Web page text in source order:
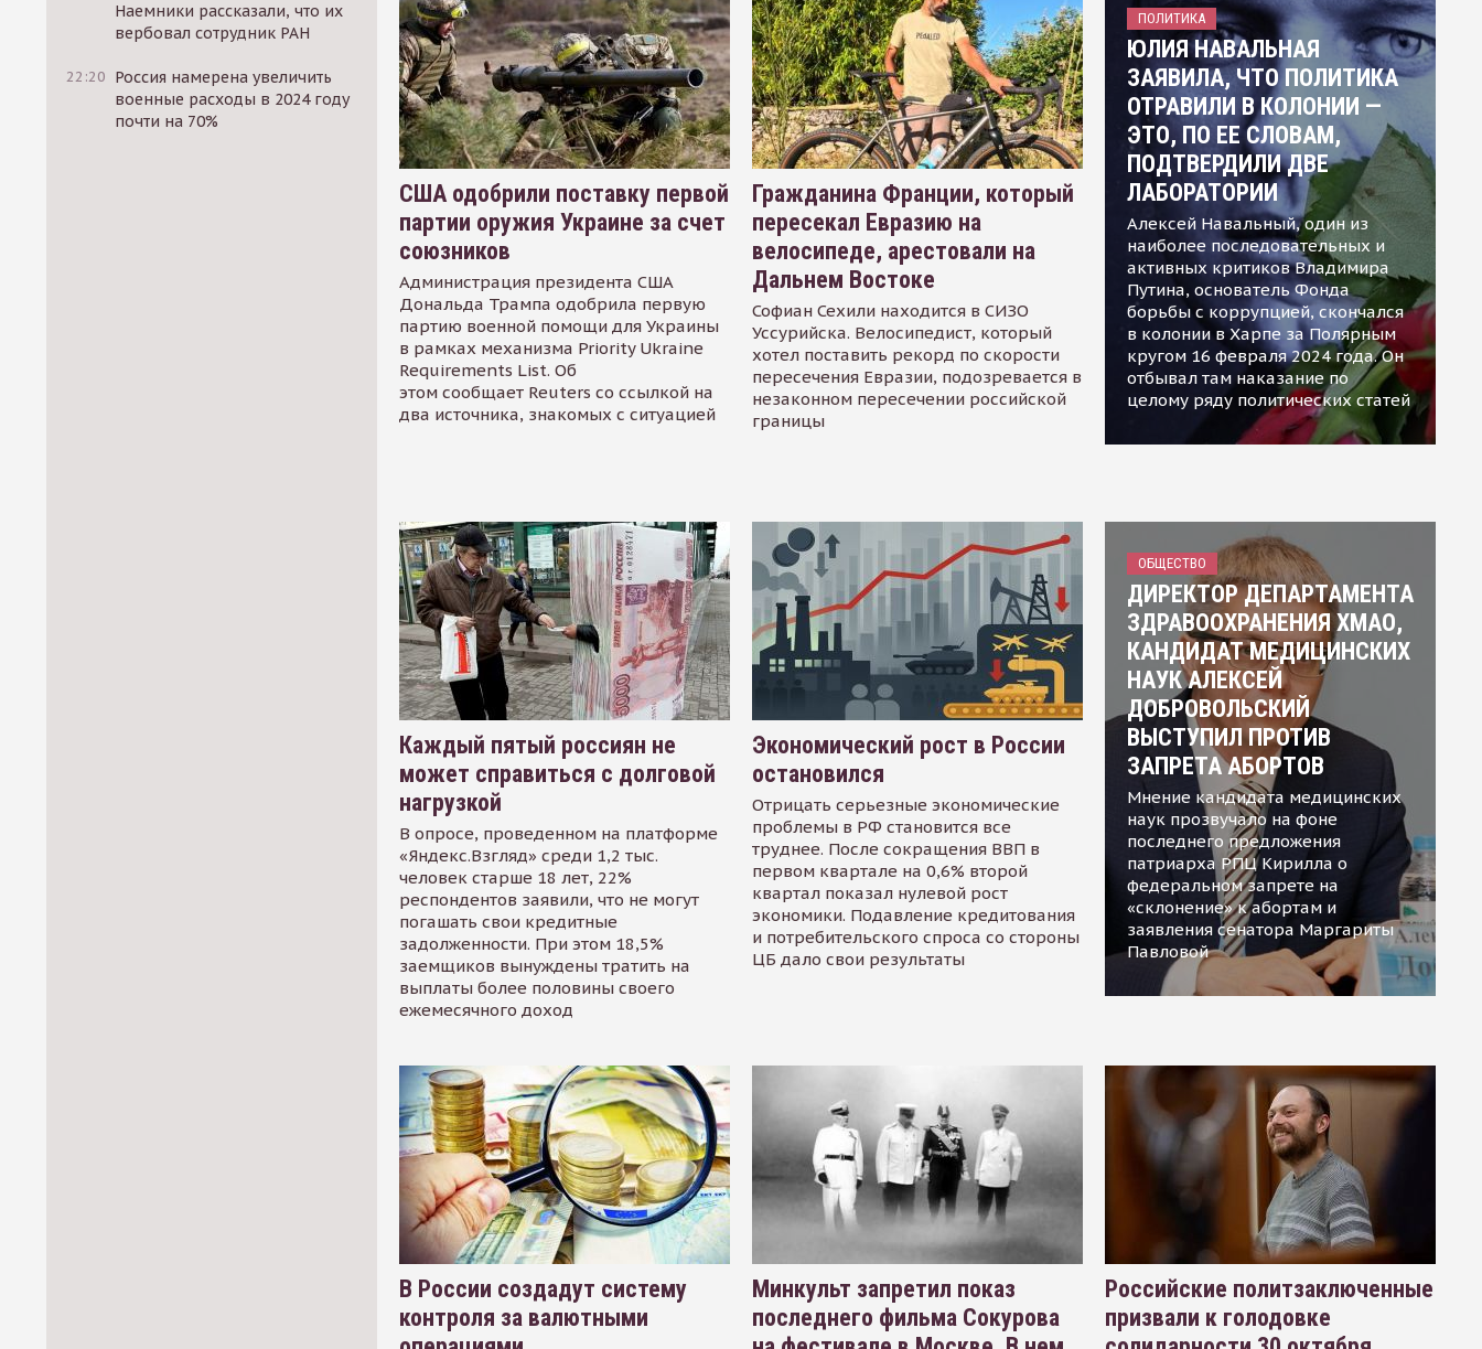
Наемники рассказали, что их
вербовал сотрудник РАН
22:20 Россия намерена увеличить
военные расходы в 2024 году
почти на 70%
США одобрили поставку первой
партии оружия Украине за счет
союзников
Администрация президента США
Дональда Трампа одобрила первую
партию военной помощи для Украины
в рамках механизма Priority Ukraine
Requirements List. Об
этом сообщает Reuters со ссылкой на
два источника, знакомых с ситуацией
Гражданина Франции, который
пересекал Евразию на
велосипеде, арестовали на
Дальнем Востоке
Софиан Сехили находится в СИЗО
Уссурийска. Велосипедист, который
хотел поставить рекорд по скорости
пересечения Евразии, подозревается в
незаконном пересечении российской
границы
ПОЛИТИКА
ЮЛИЯ НАВАЛЬНАЯ
ЗАЯВИЛА, ЧТО ПОЛИТИКА
ОТРАВИЛИ В КОЛОНИИ —
ЭТО, ПО ЕЕ СЛОВАМ,
ПОДТВЕРДИЛИ ДВЕ
ЛАБОРАТОРИИ
Алексей Навальный, один из
наиболее последовательных и
активных критиков Владимира
Путина, основатель Фонда
борьбы с коррупцией, скончался
в колонии в Харпе за Полярным
кругом 16 февраля 2024 года. Он
отбывал там наказание по
целому ряду политических статей
Каждый пятый россиян не
может справиться с долговой
нагрузкой
В опросе, проведенном на платформе
«Яндекс.Взгляд» среди 1,2 тыс.
человек старше 18 лет, 22%
респондентов заявили, что не могут
погашать свои кредитные
задолженности. При этом 18,5%
заемщиков вынуждены тратить на
выплаты более половины своего
ежемесячного доход
Экономический рост в России
остановился
Отрицать серьезные экономические
проблемы в РФ становится все
труднее. После сокращения ВВП в
первом квартале на 0,6% второй
квартал показал нулевой рост
экономики. Подавление кредитования
и потребительского спроса со стороны
ЦБ дало свои результаты
ОБЩЕСТВО
ДИРЕКТОР ДЕПАРТАМЕНТА
ЗДРАВООХРАНЕНИЯ ХМАО,
КАНДИДАТ МЕДИЦИНСКИХ
НАУК АЛЕКСЕЙ
ДОБРОВОЛЬСКИЙ
ВЫСТУПИЛ ПРОТИВ
ЗАПРЕТА АБОРТОВ
Мнение кандидата медицинских
наук прозвучало на фоне
последнего предложения
патриарха РПЦ Кирилла о
федеральном запрете на
«склонение» к абортам и
заявления сенатора Маргариты
Павловой
В России создадут систему
контроля за валютными
Минкульт запретил показ
последнего фильма Сокурова
Российские политзаключенные
призвали к голодовке